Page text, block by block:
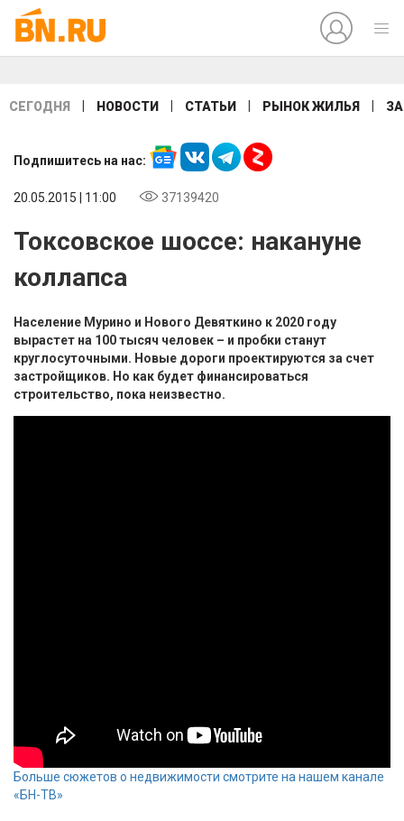
СЕГОДНЯ НОВОСТИ СТАТЬИ РЫНОК ЖИЛЬЯ
Подпишитесь на нас:
20.05.2015 | 11:00 37139420
Токсовское шоссе: накануне
коллапса
Население Мурино и Нового Девяткино к 2020 году
вырастет на 100 тысяч человек – и пробки станут
круглосуточными. Новые дороги проектируются за счет
застройщиков. Но как будет финансироваться
строительство, пока неизвестно.
Больше сюжетов о недвижимости смотрите на нашем канале
«БН-ТВ»